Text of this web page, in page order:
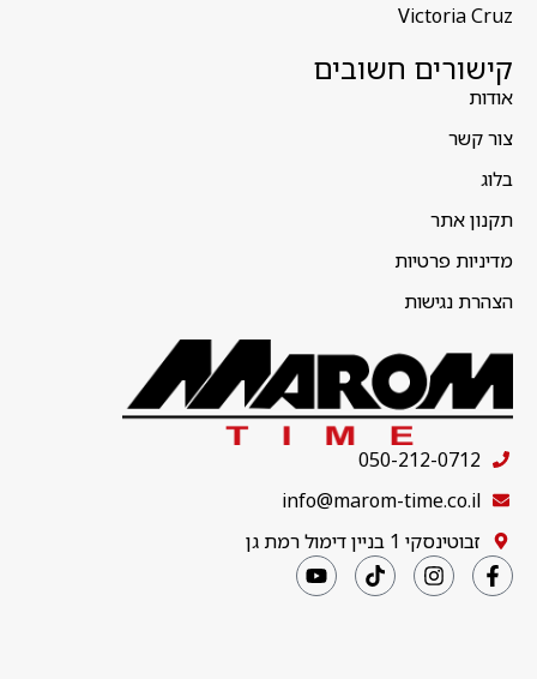
Victoria Cruz
קישורים חשובים
אודות
צור קשר
בלוג
תקנון אתר
מדיניות פרטיות
הצהרת נגישות
050-212-0712
info@marom-time.co.il
זבוטינסקי 1 בניין דימול רמת גן